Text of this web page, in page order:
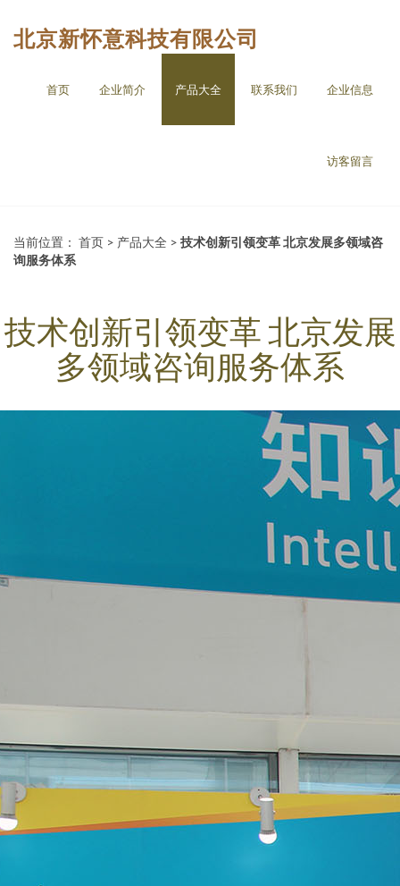
北京新怀意科技有限公司
首页 企业简介 产品大全 联系我们 企业信息
访客留言
当前位置： 首页 > 产品大全 > 技术创新引领变革 北京发展多领域咨
询服务体系
技术创新引领变革 北京发展
多领域咨询服务体系